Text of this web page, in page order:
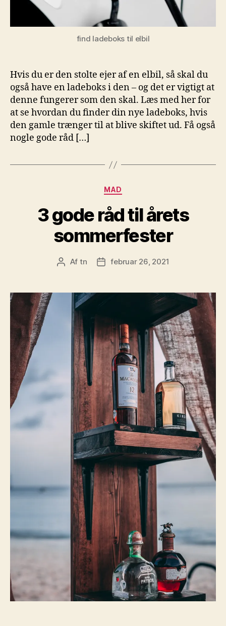
find ladeboks til elbil
Hvis du er den stolte ejer af en elbil, så skal du
også have en ladeboks i den – og det er vigtigt at
denne fungerer som den skal. Læs med her for
at se hvordan du finder din nye ladeboks, hvis
den gamle trænger til at blive skiftet ud. Få også
nogle gode råd […]
Kategorier
MAD
3 gode råd til årets
sommerfester
Indlægsforfatter
Af tn Indlægsdato
februar 26, 2021